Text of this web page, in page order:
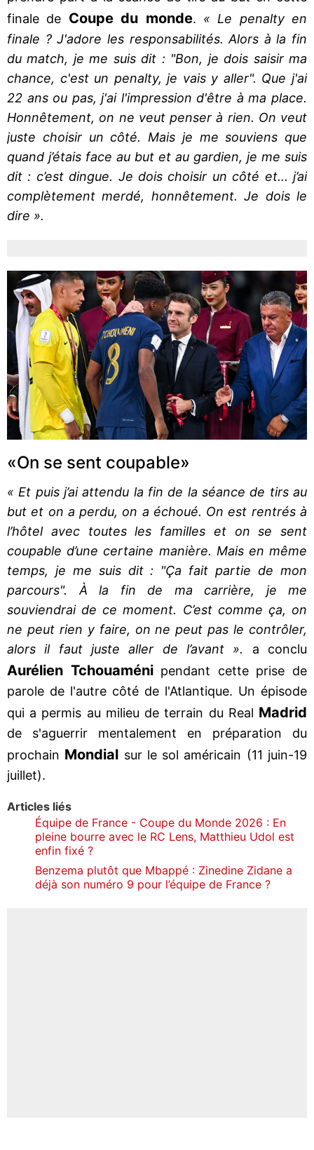
finale de Coupe du monde. « Le penalty en
finale ? J'adore les responsabilités. Alors à la fin
du match, je me suis dit : "Bon, je dois saisir ma
chance, c'est un penalty, je vais y aller". Que j'ai
22 ans ou pas, j'ai l'impression d'être à ma place.
Honnêtement, on ne veut penser à rien. On veut
juste choisir un côté. Mais je me souviens que
quand j’étais face au but et au gardien, je me suis
dit : c’est dingue. Je dois choisir un côté et... j’ai
complètement merdé, honnêtement. Je dois le
dire ».
«On se sent coupable»
« Et puis j’ai attendu la fin de la séance de tirs au
but et on a perdu, on a échoué. On est rentrés à
l’hôtel avec toutes les familles et on se sent
coupable d’une certaine manière. Mais en même
temps, je me suis dit : "Ça fait partie de mon
parcours". À la fin de ma carrière, je me
souviendrai de ce moment. C’est comme ça, on
ne peut rien y faire, on ne peut pas le contrôler,
alors il faut juste aller de l’avant ».
a conclu
Aurélien Tchouaméni pendant cette prise de
parole de l'autre côté de l'Atlantique. Un épisode
qui a permis au milieu de terrain du Real Madrid
de s'aguerrir mentalement en préparation du
prochain Mondial sur le sol américain (11 juin-19
juillet).
Articles liés
Équipe de France - Coupe du Monde 2026 : En
pleine bourre avec le RC Lens, Matthieu Udol est
enfin fixé ?
Benzema plutôt que Mbappé : Zinedine Zidane a
déjà son numéro 9 pour l’équipe de France ?